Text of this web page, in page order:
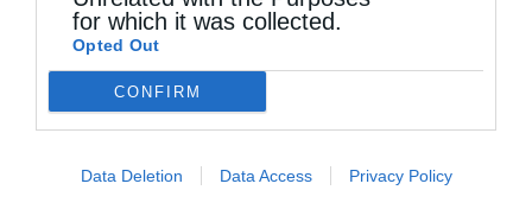
for which it was collected.
Opted Out
CONFIRM
Data Deletion Data Access Privacy Policy
Ελληνικός Ερυθρός Σταυρός: Τι πρέπει να
περιέχει ένα φαρμακείο διακοπών